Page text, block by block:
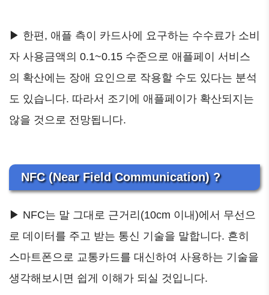
▶ 한편, 애플 측이 카드사에 요구하는 수수료가 소비
자 사용금액의 0.1~0.15 수준으로 애플페이 서비스
의 확산에는 장애 요인으로 작용할 수도 있다는 분석
도 있습니다. 따라서 조기에 애플페이가 확산되지는
않을 것으로 전망됩니다.
NFC (Near Field Communication) ?
▶ NFC는 말 그대로 근거리(10cm 이내)에서 무선으
로 데이터를 주고 받는 통신 기술을 말합니다. 흔히
스마트폰으로 교통카드를 대신하여 사용하는 기술을
생각해보시면 쉽게 이해가 되실 것입니다.